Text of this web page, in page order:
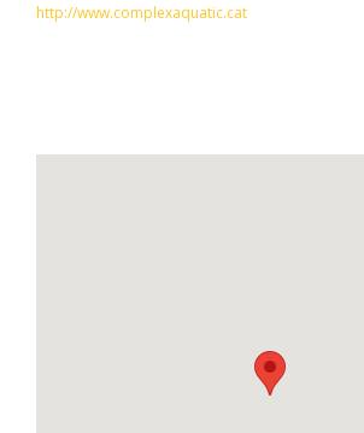
http://www.complexaquatic.cat